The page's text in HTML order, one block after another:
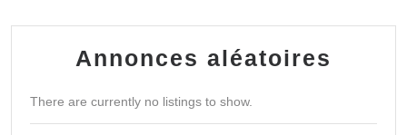
Annonces aléatoires
There are currently no listings to show.